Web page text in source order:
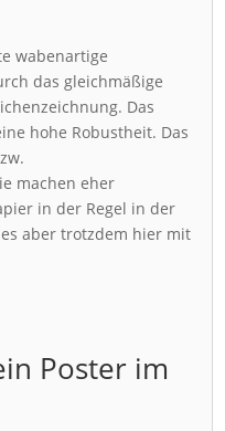
wabenartige
das gleichmäßige
Das
hohe Robustheit. Das
machen eher
in der Regel in der
aber trotzdem hier mit
Poster im